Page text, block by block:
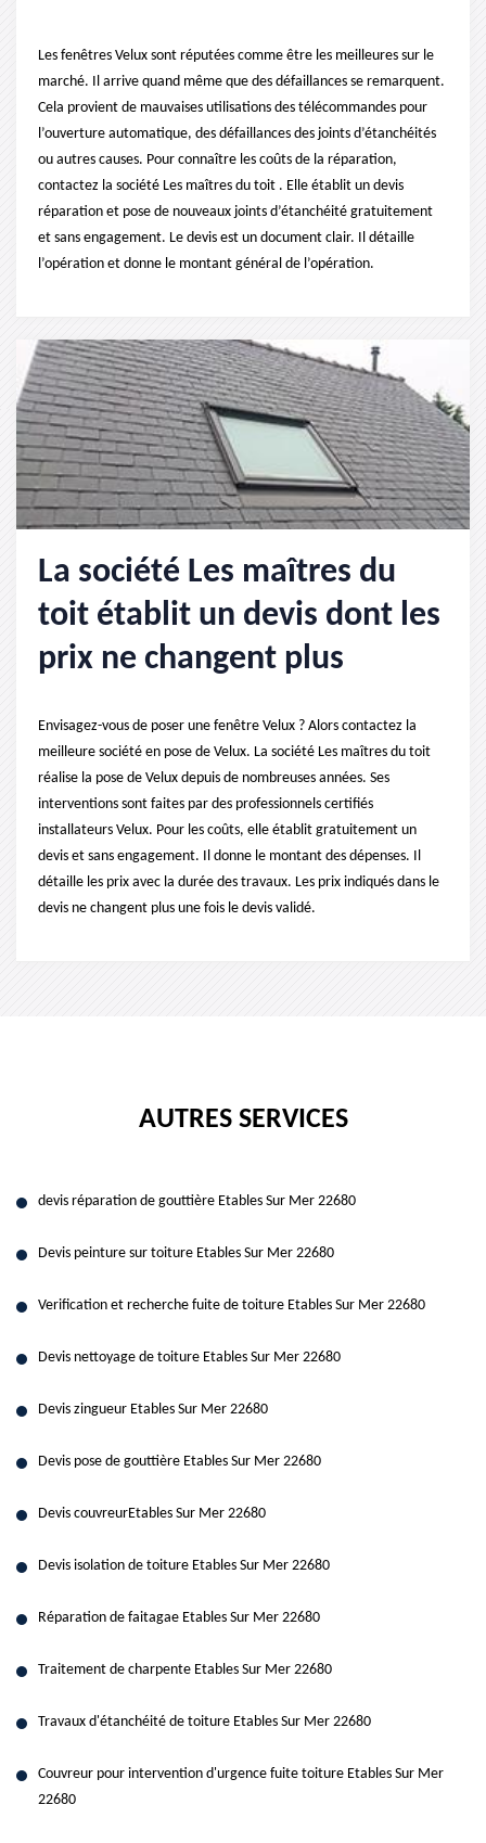
Les fenêtres Velux sont réputées comme être les meilleures sur le
marché. Il arrive quand même que des défaillances se remarquent.
Cela provient de mauvaises utilisations des télécommandes pour
l’ouverture automatique, des défaillances des joints d’étanchéités
ou autres causes. Pour connaître les coûts de la réparation,
contactez la société Les maîtres du toit . Elle établit un devis
réparation et pose de nouveaux joints d’étanchéité gratuitement
et sans engagement. Le devis est un document clair. Il détaille
l’opération et donne le montant général de l’opération.
La société Les maîtres du
toit établit un devis dont les
prix ne changent plus
Envisagez-vous de poser une fenêtre Velux ? Alors contactez la
meilleure société en pose de Velux. La société Les maîtres du toit
réalise la pose de Velux depuis de nombreuses années. Ses
interventions sont faites par des professionnels certifiés
installateurs Velux. Pour les coûts, elle établit gratuitement un
devis et sans engagement. Il donne le montant des dépenses. Il
détaille les prix avec la durée des travaux. Les prix indiqués dans le
devis ne changent plus une fois le devis validé.
AUTRES SERVICES
devis réparation de gouttière Etables Sur Mer 22680
Devis peinture sur toiture Etables Sur Mer 22680
Verification et recherche fuite de toiture Etables Sur Mer 22680
Devis nettoyage de toiture Etables Sur Mer 22680
Devis zingueur Etables Sur Mer 22680
Devis pose de gouttière Etables Sur Mer 22680
Devis couvreurEtables Sur Mer 22680
Devis isolation de toiture Etables Sur Mer 22680
Réparation de faitagae Etables Sur Mer 22680
Traitement de charpente Etables Sur Mer 22680
Travaux d'étanchéité de toiture Etables Sur Mer 22680
Couvreur pour intervention d'urgence fuite toiture Etables Sur Mer
22680